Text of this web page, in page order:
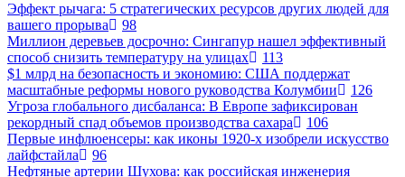
Эффект рычага: 5 стратегических ресурсов других людей для
вашего прорыва
98
Миллион деревьев досрочно: Сингапур нашел эффективный
способ снизить температуру на улицах
113
$1 млрд на безопасность и экономию: США поддержат
масштабные реформы нового руководства Колумбии
126
Угроза глобального дисбаланса: В Европе зафиксирован
рекордный спад объемов производства сахара
106
Первые инфлюенсеры: как иконы 1920-х изобрели искусство
лайфстайла
96
Нефтяные артерии Шухова: как российская инженерия